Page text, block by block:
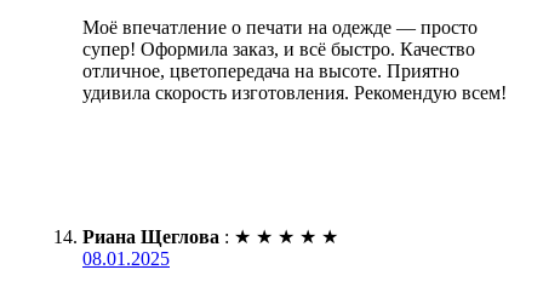
Моё впечатление о печати на одежде — просто
супер! Оформила заказ, и всё быстро. Качество
отличное, цветопередача на высоте. Приятно
удивила скорость изготовления. Рекомендую всем!
Риана Щеглова : ★ ★ ★ ★ ★
08.01.2025